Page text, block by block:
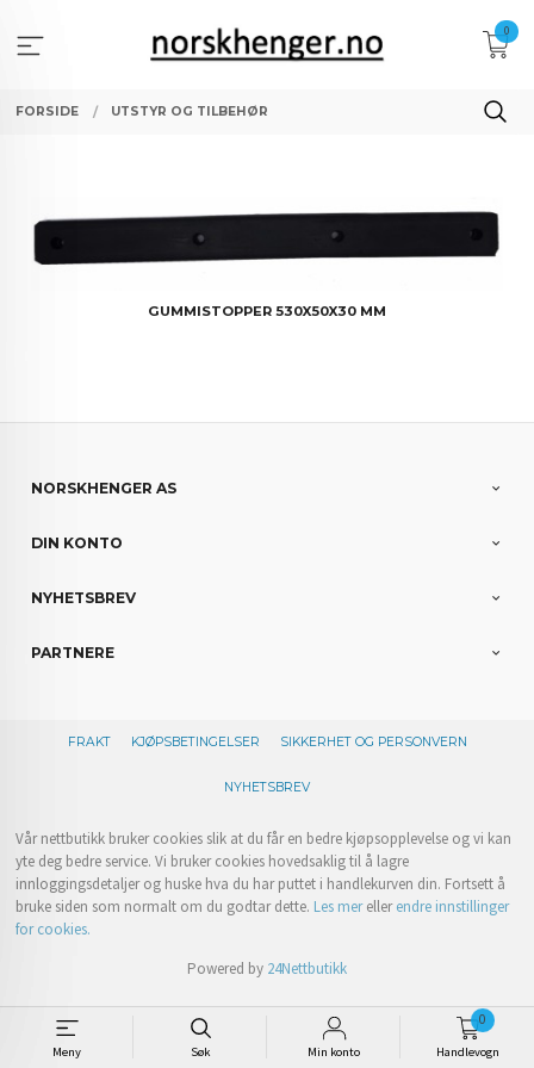
innholdet
Meny Søk Min konto Handlevogn
0
0
FORSIDE UTSTYR OG TILBEHØR
GUMMISTOPPER 530X50X30 MM
NORSKHENGER AS
DIN KONTO
NYHETSBREV
PARTNERE
FRAKT KJØPSBETINGELSER SIKKERHET OG PERSONVERN
NYHETSBREV
Vår nettbutikk bruker cookies slik at du får en bedre kjøpsopplevelse og vi kan
yte deg bedre service. Vi bruker cookies hovedsaklig til å lagre
innloggingsdetaljer og huske hva du har puttet i handlekurven din. Fortsett å
bruke siden som normalt om du godtar dette. Les merellerendre innstillinger
for cookies.
Powered by 24Nettbutikk